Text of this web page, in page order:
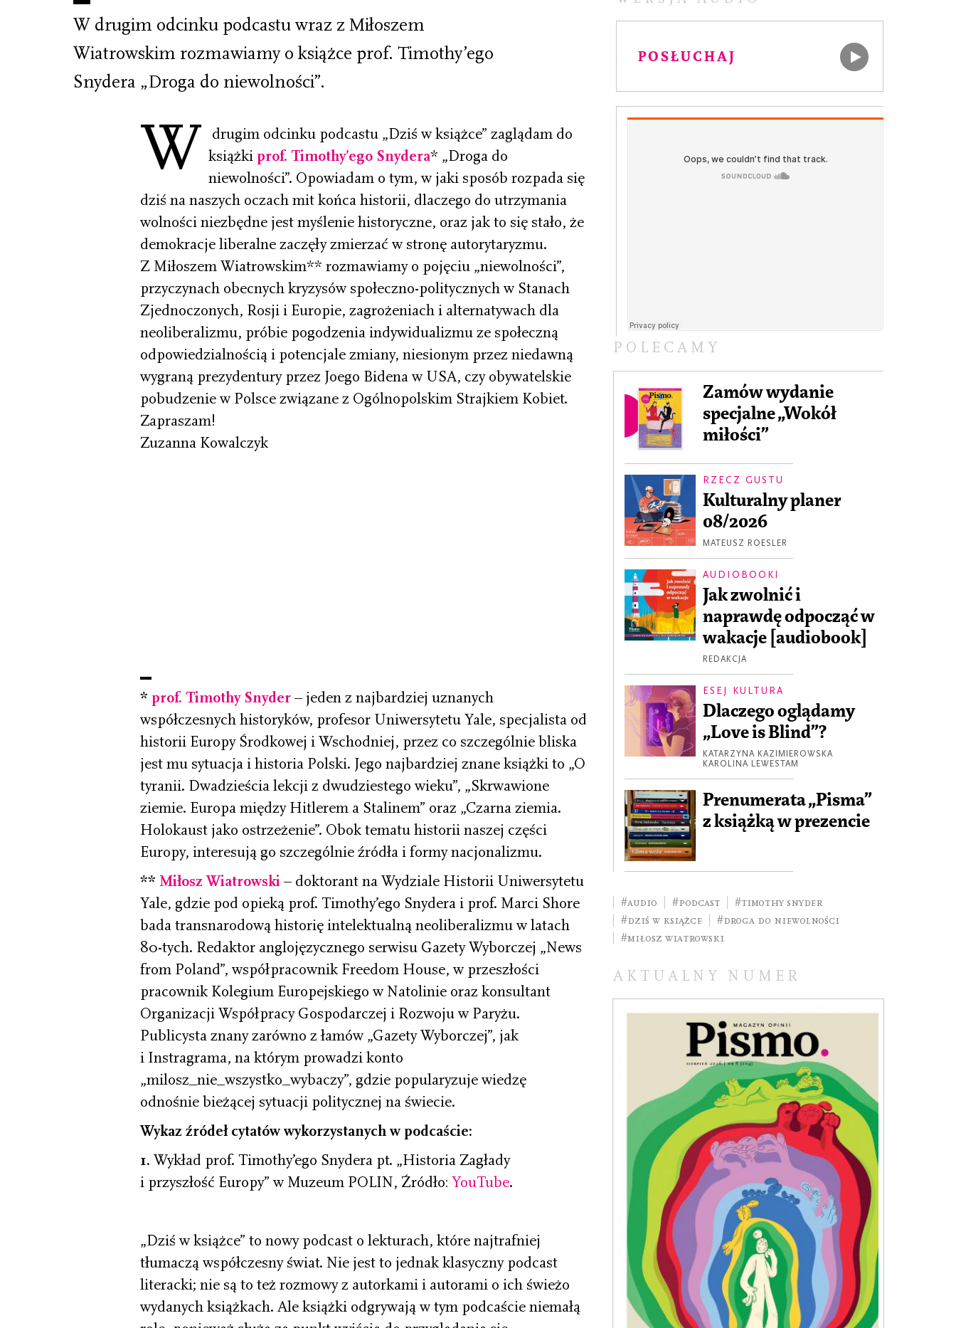
W drugim odcinku podcastu wraz z Miłoszem
Wiatrowskim rozmawiamy o książce prof. Timothy’ego
Snydera „Droga do niewolności”.
POSŁUCHAJ
W
drugim odcinku podcastu „Dziś w książce” zaglądam do
książkiprof. Timothy’ego Snydera* „Droga do
niewolności”. Opowiadam o tym, w jaki sposób rozpada się
dziś na naszych oczach mit końca historii, dlaczego do utrzymania
wolności niezbędne jest myślenie historyczne, oraz jak to się stało, że
demokracje liberalne zaczęły zmierzać w stronę autorytaryzmu.
Z Miłoszem Wiatrowskim** rozmawiamy o pojęciu „niewolności”,
przyczynach obecnych kryzysów społeczno-politycznych w Stanach
Zjednoczonych, Rosji i Europie, zagrożeniach i alternatywach dla
neoliberalizmu, próbie pogodzenia indywidualizmu ze społeczną
odpowiedzialnością i potencjale zmiany, niesionym przez niedawną
wygraną prezydentury przez Joego Bidena w USA, czy obywatelskie
pobudzenie w Polsce związane z Ogólnopolskim Strajkiem Kobiet.
Zapraszam!
Zuzanna Kowalczyk
* prof. Timothy Snyder– jeden z najbardziej uznanych
współczesnych historyków, profesor Uniwersytetu Yale, specjalista od
historii Europy Środkowej i Wschodniej, przez co szczególnie bliska
jest mu sytuacja i historia Polski. Jego najbardziej znane książki to „O
tyranii. Dwadzieścia lekcji z dwudziestego wieku”, „Skrwawione
ziemie. Europa między Hitlerem a Stalinem” oraz „Czarna ziemia.
Holokaust jako ostrzeżenie”. Obok tematu historii naszej części
Europy, interesują go szczególnie źródła i formy nacjonalizmu.
** Miłosz Wiatrowski – doktorant na Wydziale Historii Uniwersytetu
Yale, gdzie pod opieką prof. Timothy’ego Snydera i prof. Marci Shore
bada transnarodową historię intelektualną neoliberalizmu w latach
80-tych. Redaktor anglojęzycznego serwisu Gazety Wyborczej „News
from Poland”, współpracownik Freedom House, w przeszłości
pracownik Kolegium Europejskiego w Natolinie oraz konsultant
Organizacji Współpracy Gospodarczej i Rozwoju w Paryżu.
Publicysta znany zarówno z łamów „Gazety Wyborczej”, jak
i Instragrama, na którym prowadzi konto
„milosz_nie_wszystko_wybaczy”, gdzie popularyzuje wiedzę
odnośnie bieżącej sytuacji politycznej na świecie.
Wykaz źródeł cytatów wykorzystanych w podcaście:
1. Wykład prof. Timothy’ego Snydera pt. „Historia Zagłady
i przyszłość Europy” w Muzeum POLIN, Źródło: YouTube.
„Dziś w książce” to nowy podcast o lekturach, które najtrafniej
tłumaczą współczesny świat. Nie jest to jednak klasyczny podcast
literacki; nie są to też rozmowy z autorkami i autorami o ich świeżo
wydanych książkach. Ale książki odgrywają w tym podcaście niemałą
POLECAMY
Zamów wydanie
specjalne „Wokół
miłości”
RZECZ GUSTU
Kulturalny planer
08/2026
MATEUSZ ROESLER
AUDIOBOOKI
Jak zwolnić i
naprawdę odpocząć w
wakacje [audiobook]
REDAKCJA
ESEJ KULTURA
Dlaczego oglądamy
„Love is Blind”?
KATARZYNA KAZIMIEROWSKA
KAROLINA LEWESTAM
Prenumerata „Pisma”
z książką w prezencie
#audio #podcast
#Timothy Snyder
#Dziś w książce
#Droga do niewolności
#Miłosz Wiatrowski
AKTUALNY NUMER